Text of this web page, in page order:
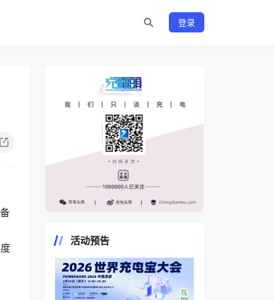
登录
活动预告